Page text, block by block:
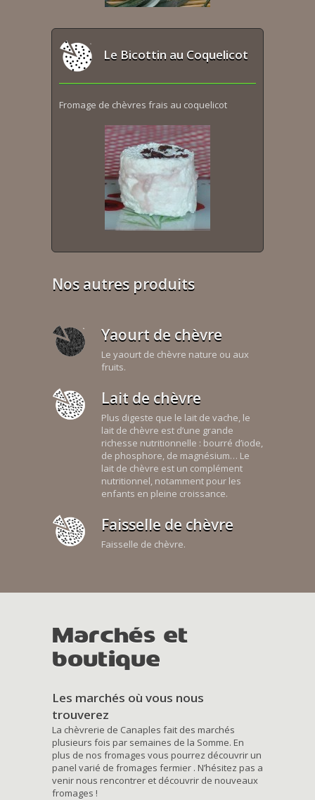
Le Bicottin au Coquelicot
Fromage de chèvres frais au coquelicot
Nos autres produits
Yaourt de chèvre
Le yaourt de chèvre nature ou aux
fruits.
Lait de chèvre
Plus digeste que le lait de vache, le
lait de chèvre est d’une grande
richesse nutritionnelle : bourré d’iode,
de phosphore, de magnésium… Le
lait de chèvre est un complément
nutritionnel, notamment pour les
enfants en pleine croissance.
Faisselle de chèvre
Faisselle de chèvre.
Marchés et
boutique
Les marchés où vous nous
trouverez
La chèvrerie de Canaples fait des marchés
plusieurs fois par semaines de la Somme. En
plus de nos fromages vous pourrez découvrir un
panel varié de fromages fermier . N’hésitez pas a
venir nous rencontrer et découvrir de nouveaux
fromages !